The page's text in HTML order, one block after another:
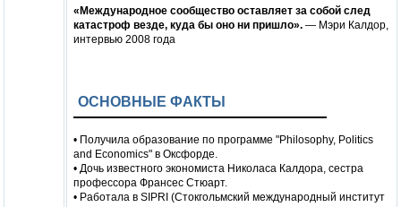
«Международное сообщество оставляет за собой след
катастроф везде, куда бы оно ни пришло». — Мэри Калдор,
интервью 2008 года
ОСНОВНЫЕ ФАКТЫ
• Получила образование по программе "Philosophy, Politics
and Economics" в Оксфорде.
• Дочь известного экономиста Николаса Калдора, сестра
профессора Франсес Стюарт.
• Работала в SIPRI (Стокгольмский международный институт